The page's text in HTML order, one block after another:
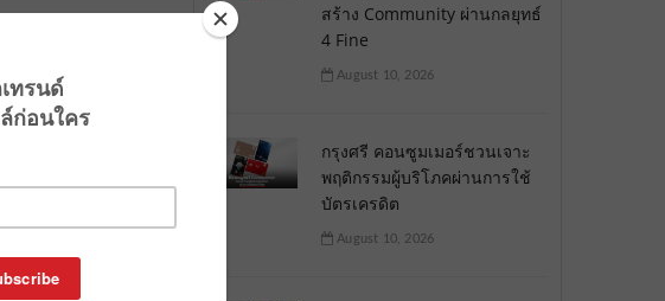
สร้าง Community ผ่านกลยุทธ์
4 Fine
August 10, 2026
กรุงศรี คอนซูมเมอร์ชวนเจาะ
พฤติกรรมผู้บริโภคผ่านการใช้
บัตรเครดิต
August 10, 2026